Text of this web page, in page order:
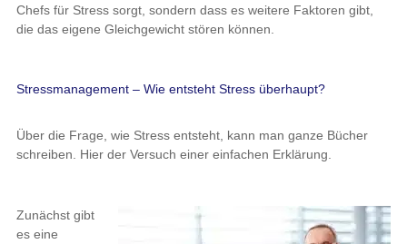
Chefs für Stress sorgt, sondern dass es weitere Faktoren gibt,
die das eigene Gleichgewicht stören können.
Stressmanagement – Wie entsteht Stress überhaupt?
Über die Frage, wie Stress entsteht, kann man ganze Bücher
schreiben. Hier der Versuch einer einfachen Erklärung.
Zunächst gibt
es eine